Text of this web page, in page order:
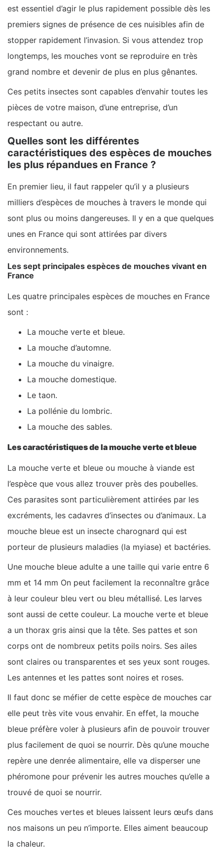
est essentiel d’agir le plus rapidement possible dès les
premiers signes de présence de ces nuisibles afin de
stopper rapidement l’invasion. Si vous attendez trop
longtemps, les mouches vont se reproduire en très
grand nombre et devenir de plus en plus gênantes.
Ces petits insectes sont capables d’envahir toutes les
pièces de votre maison, d’une entreprise, d’un
respectant ou autre.
Quelles sont les différentes
caractéristiques des espèces de mouches
les plus répandues en France ?
En premier lieu, il faut rappeler qu’il y a plusieurs
milliers d’espèces de mouches à travers le monde qui
sont plus ou moins dangereuses. Il y en a que quelques
unes en France qui sont attirées par divers
environnements.
Les sept principales espèces de mouches vivant en
France
Les quatre principales espèces de mouches en France
sont :
La mouche verte et bleue.
La mouche d’automne.
La mouche du vinaigre.
La mouche domestique.
Le taon.
La pollénie du lombric.
La mouche des sables.
Les caractéristiques de la mouche verte et bleue
La mouche verte et bleue ou mouche à viande est
l’espèce que vous allez trouver près des poubelles.
Ces parasites sont particulièrement attirées par les
excréments, les cadavres d’insectes ou d’animaux. La
mouche bleue est un insecte charognard qui est
porteur de plusieurs maladies (la myiase) et bactéries.
Une mouche bleue adulte a une taille qui varie entre 6
mm et 14 mm On peut facilement la reconnaître grâce
à leur couleur bleu vert ou bleu métallisé. Les larves
sont aussi de cette couleur. La mouche verte et bleue
a un thorax gris ainsi que la tête. Ses pattes et son
corps ont de nombreux petits poils noirs. Ses ailes
sont claires ou transparentes et ses yeux sont rouges.
Les antennes et les pattes sont noires et roses.
Il faut donc se méfier de cette espèce de mouches car
elle peut très vite vous envahir. En effet, la mouche
bleue préfère voler à plusieurs afin de pouvoir trouver
plus facilement de quoi se nourrir. Dès qu’une mouche
repère une denrée alimentaire, elle va disperser une
phéromone pour prévenir les autres mouches qu’elle a
trouvé de quoi se nourrir.
Ces mouches vertes et bleues laissent leurs œufs dans
nos maisons un peu n’importe. Elles aiment beaucoup
la chaleur.